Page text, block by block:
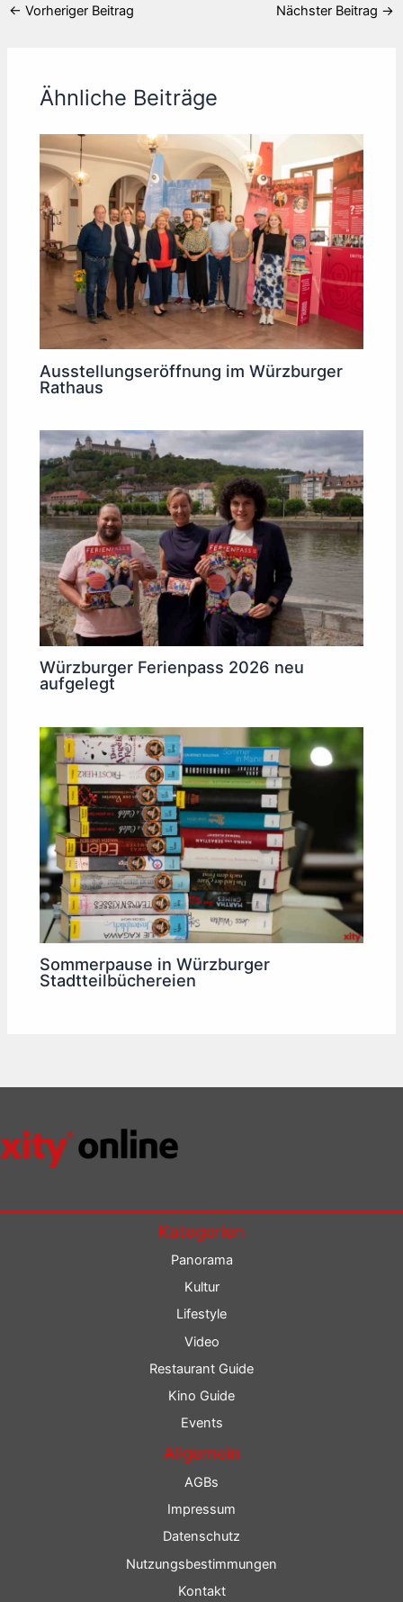
← Vorheriger Beitrag Nächster Beitrag →
Ähnliche Beiträge
Ausstellungseröffnung im Würzburger
Rathaus
Würzburger Ferienpass 2026 neu
aufgelegt
Sommerpause in Würzburger
Stadtteilbüchereien
Kategorien
Panorama
Kultur
Lifestyle
Video
Restaurant Guide
Kino Guide
Events
Allgemein
AGBs
Impressum
Datenschutz
Nutzungsbestimmungen
Kontakt